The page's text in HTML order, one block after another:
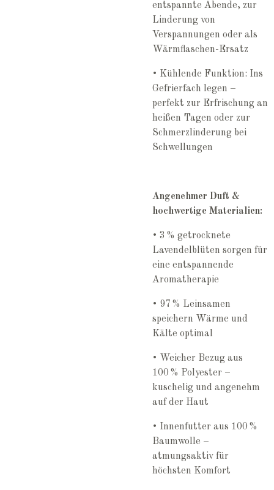
entspannte Abende, zur
Linderung von
Verspannungen oder als
Wärmflaschen-Ersatz
• Kühlende Funktion: Ins
Gefrierfach legen –
perfekt zur Erfrischung an
heißen Tagen oder zur
Schmerzlinderung bei
Schwellungen
Angenehmer Duft &
hochwertige Materialien:
• 3 % getrocknete
Lavendelblüten sorgen für
eine entspannende
Aromatherapie
• 97 % Leinsamen
speichern Wärme und
Kälte optimal
• Weicher Bezug aus
100 % Polyester –
kuschelig und angenehm
auf der Haut
• Innenfutter aus 100 %
Baumwolle –
atmungsaktiv für
höchsten Komfort